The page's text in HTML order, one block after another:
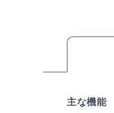
主な機能